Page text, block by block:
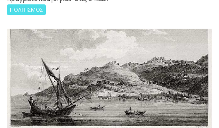
ΠΟΛΙΤΙΣΜΟΣ